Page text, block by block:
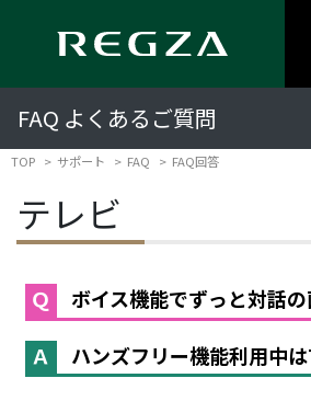
FAQ よくあるご質問
TOP サポート FAQ FAQ回答
テレビ